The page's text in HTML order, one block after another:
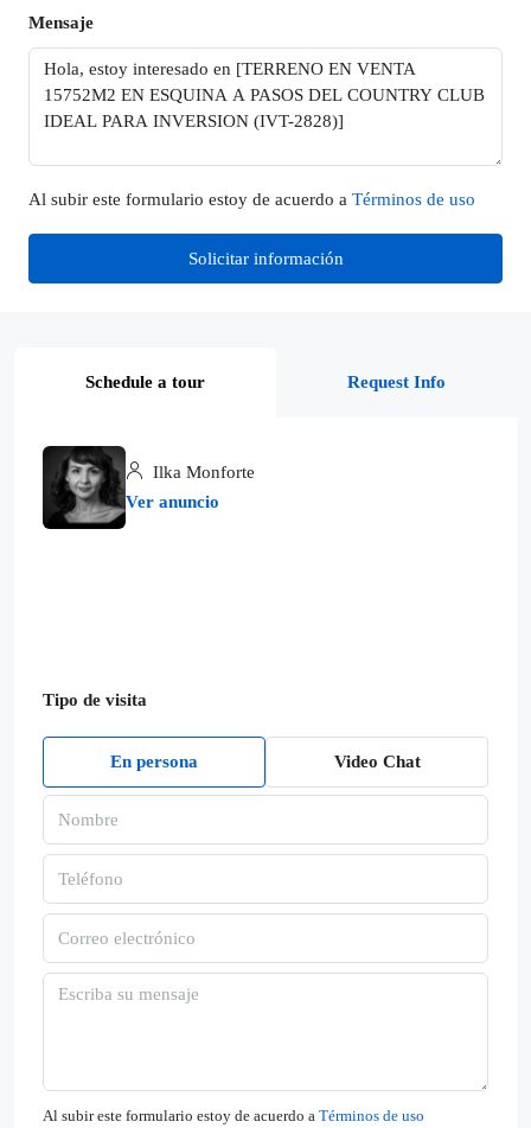
Mensaje
Al subir este formulario estoy de acuerdo a Términos de uso
Solicitar información
Schedule a tour Request Info
Ilka Monforte
Ver anuncio
Tipo de visita
En persona Video Chat
Al subir este formulario estoy de acuerdo a Términos de uso